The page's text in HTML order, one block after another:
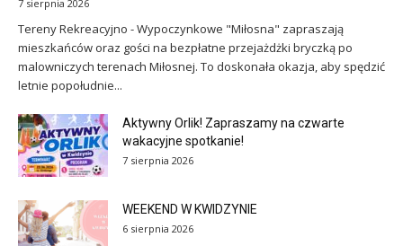
7 sierpnia 2026
Tereny Rekreacyjno - Wypoczynkowe "Miłosna" zapraszają
mieszkańców oraz gości na bezpłatne przejażdżki bryczką po
malowniczych terenach Miłosnej. To doskonała okazja, aby spędzić
letnie popołudnie...
Aktywny Orlik! Zapraszamy na czwarte
wakacyjne spotkanie!
7 sierpnia 2026
WEEKEND W KWIDZYNIE
6 sierpnia 2026